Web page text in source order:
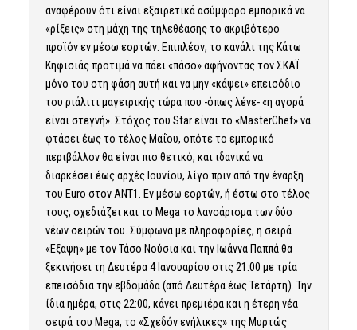
αναφέρουν ότι είναι εξαιρετικά ασύμφορο εμπορικά να
«ρίξεις» στη μάχη της τηλεθέασης το ακριβότερο
προϊόν εν μέσω εορτών. Επιπλέον, το κανάλι της Κάτω
Κηφισιάς προτιμά να πάει «πάσο» αφήνοντας τον ΣΚΑΪ
μόνο του στη φάση αυτή και να μην «κάψει» επεισόδιο
του ριάλιτι μαγειρικής τώρα που -όπως λένε- «η αγορά
είναι στεγνή». Στόχος του Star είναι το «MasterChef» να
φτάσει έως το τέλος Μαΐου, οπότε το εμπορικό
περιβάλλον θα είναι πιο θετικό, και ιδανικά να
διαρκέσει έως αρχές Ιουνίου, λίγο πριν από την έναρξη
του Euro στον ΑΝΤ1. Εν μέσω εορτών, ή έστω στο τέλος
τους, σχεδιάζει και το Mega το λανσάρισμα των δύο
νέων σειρών του. Σύμφωνα με πληροφορίες, η σειρά
«Εξαψη» με τον Τάσο Νούσια και την Ιωάννα Παππά θα
ξεκινήσει τη Δευτέρα 4 Ιανουαρίου στις 21:00 με τρία
επεισόδια την εβδομάδα (από Δευτέρα έως Τετάρτη). Την
ίδια ημέρα, στις 22:00, κάνει πρεμιέρα και η έτερη νέα
σειρά του Mega, το «Σχεδόν ενήλικες» της Μυρτώς